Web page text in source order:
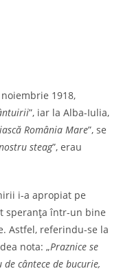
1918,
”, iar la Alba-Iulia,
România Mare”, se
steag”, erau
i-a apropiat pe
speranţa într-un bine
Astfel, referindu-se la
nota: „Praznice se
cântece de bucurie,